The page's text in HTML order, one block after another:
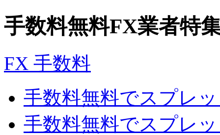
手数料無料FX業者特
FX 手数料
手数料無料でスプレ
手数料無料でスプレ